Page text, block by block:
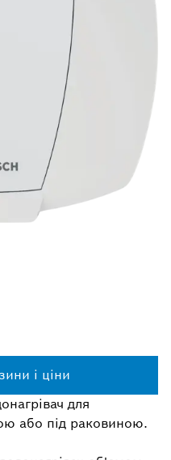
і ціни
для
або під раковиною.